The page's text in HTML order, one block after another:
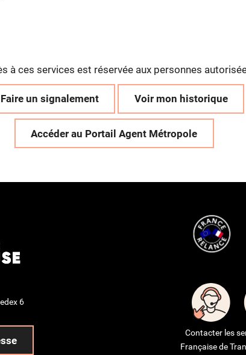
à ces services est réservée aux personnes
Faire un signalement Voir mon historique
Accéder au Portail Agent Métropole
6
Contacter les
Française de